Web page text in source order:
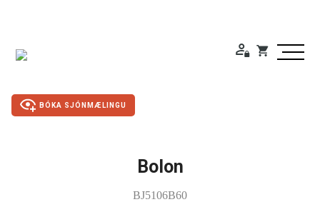
BÓKA SJÓNMÆLINGU
Bolon
BJ5106B60